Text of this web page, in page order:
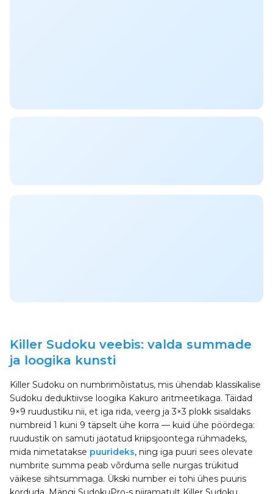
Killer Sudoku veebis: valda summade
ja loogika kunsti
Killer Sudoku on numbrimõistatus, mis ühendab klassikalise
Sudoku deduktiivse loogika Kakuro aritmeetikaga. Täidad
9×9 ruudustiku nii, et iga rida, veerg ja 3×3 plokk sisaldaks
numbreid 1 kuni 9 täpselt ühe korra — kuid ühe pöördega:
ruudustik on samuti jaotatud kriipsjoontega rühmadeks,
mida nimetatakse puurideks, ning iga puuri sees olevate
numbrite summa peab võrduma selle nurgas trükitud
väikese sihtsummaga. Ükski number ei tohi ühes puuris